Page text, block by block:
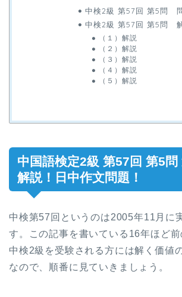
中検2級 第57回 第5問
中検2級 第57回 第5問
（１）解説
（２）解説
（３）解説
（４）解説
（５）解説
中国語検定2級 第57回 第5問
解説！日中作文問題！
中検第57回というのは2005年11月に
す。この記事を書いている16年ほど前
中検2級を受験される方には解く価値
なので、順番に見ていきましょう。